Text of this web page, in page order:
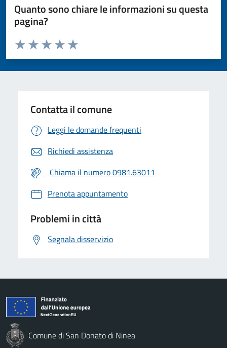
Quanto sono chiare le informazioni su questa
pagina?
Valuta da 1 a 5 stelle la pagina
Valuta 5 stelle su 5
Valuta 4 stelle su 5
Valuta 3 stelle su 5
Valuta 2 stelle su 5
Valuta 1 stelle su 5
Contatta il comune
Leggi le domande frequenti
Richiedi assistenza
Chiama il numero 0981.63011
Prenota appuntamento
Problemi in città
Segnala disservizio
Comune di San Donato di Ninea